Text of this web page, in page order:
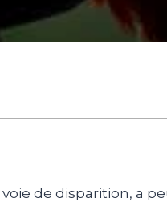
de disparition, a